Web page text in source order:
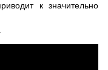
к значительно